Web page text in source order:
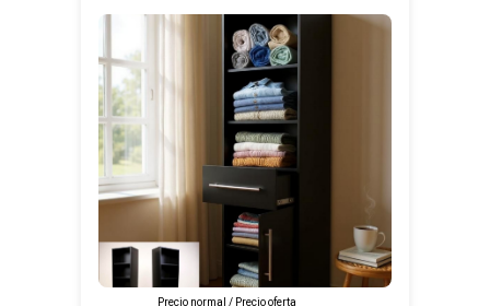
Precio normal / Precio oferta